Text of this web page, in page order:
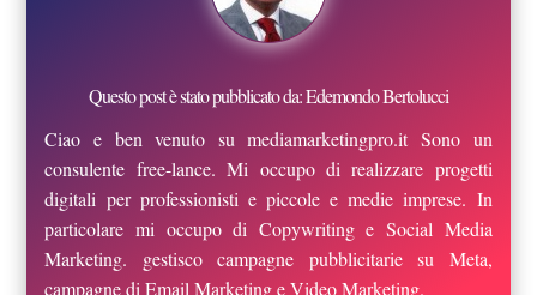
Questo post è stato pubblicato da: Edemondo Bertolucci
Ciao e ben venuto su mediamarketingpro.it Sono un
consulente free-lance. Mi occupo di realizzare progetti
digitali per professionisti e piccole e medie imprese. In
particolare mi occupo di Copywriting e Social Media
Marketing. gestisco campagne pubblicitarie su Meta,
campagne di Email Marketing e Video Marketing.